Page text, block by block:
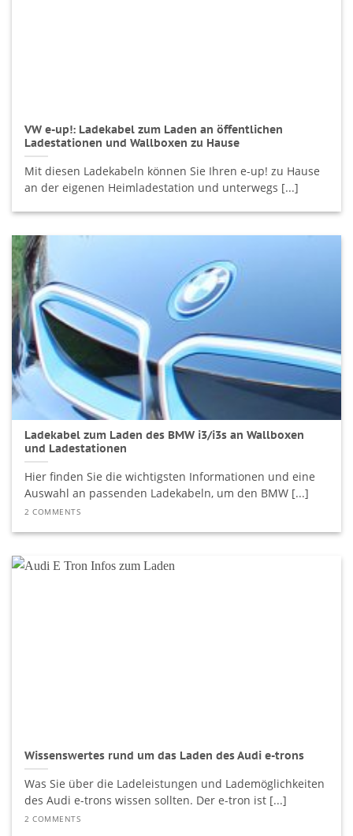
VW e-up!: Ladekabel zum Laden an öffentlichen
Ladestationen und Wallboxen zu Hause
Mit diesen Ladekabeln können Sie Ihren e-up! zu Hause
an der eigenen Heimladestation und unterwegs [...]
Ladekabel zum Laden des BMW i3/i3s an Wallboxen
und Ladestationen
Hier finden Sie die wichtigsten Informationen und eine
Auswahl an passenden Ladekabeln, um den BMW [...]
2 COMMENTS
Wissenswertes rund um das Laden des Audi e-trons
Was Sie über die Ladeleistungen und Lademöglichkeiten
des Audi e-trons wissen sollten. Der e-tron ist [...]
2 COMMENTS